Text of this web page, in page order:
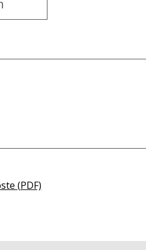
(PDF)